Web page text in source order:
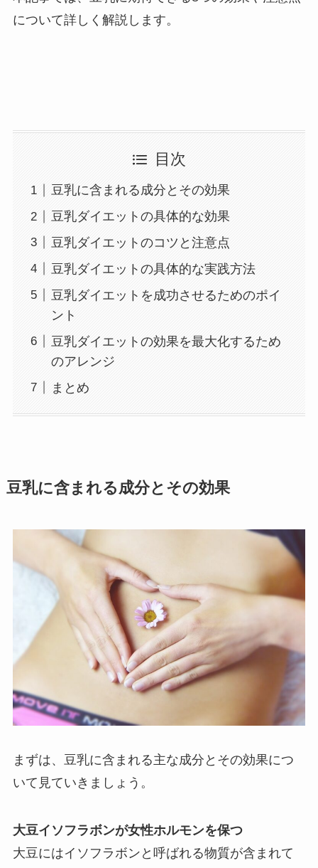
について詳しく解説します。
目次
豆乳に含まれる成分とその効果
豆乳ダイエットの具体的な効果
豆乳ダイエットのコツと注意点
豆乳ダイエットの具体的な実践方法
豆乳ダイエットを成功させるためのポイ
ント
豆乳ダイエットの効果を最大化するため
のアレンジ
まとめ
豆乳に含まれる成分とその効果
まずは、豆乳に含まれる主な成分とその効果につ
いて見ていきましょう。
大豆イソフラボンが女性ホルモンを保つ
大豆にはイソフラボンと呼ばれる物質が含まれて